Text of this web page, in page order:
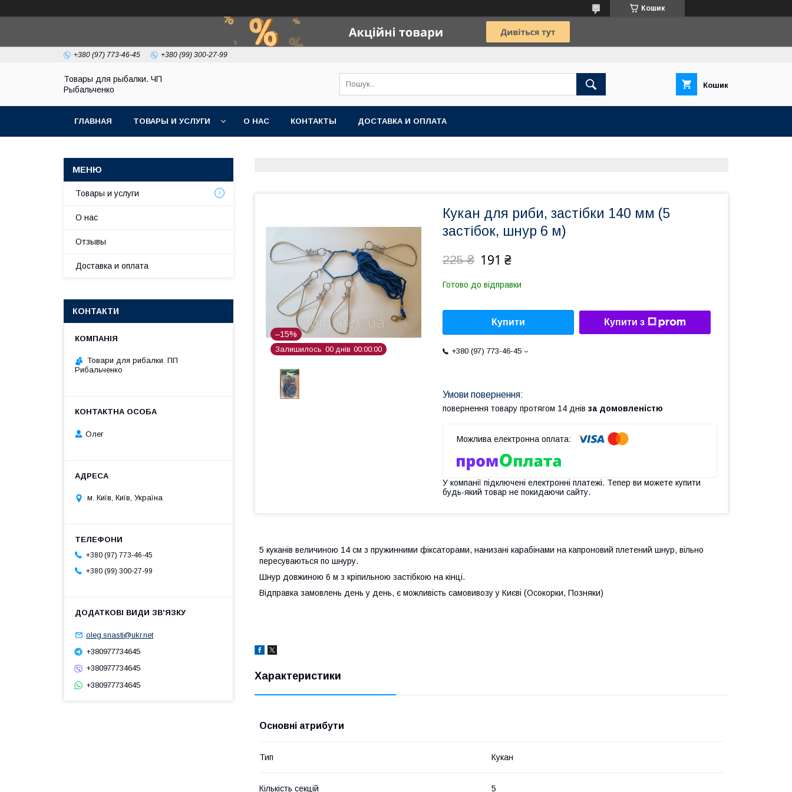
Кошик
+380 (97) 773-46-45 +380 (99) 300-27-99
Товары для рыбалки. ЧП
Рыбальченко
Кошик
ГЛАВНАЯ ТОВАРЫ И УСЛУГИ О НАС КОНТАКТЫ ДОСТАВКА И ОПЛАТА
–15%
Залишилось 00 днів 00 00 00
Кукан для риби, застібки 140 мм (5
застібок, шнур 6 м)
225 ₴ 191 ₴
Готово до відправки
Купити Купити з
+380 (97) 773-46-45
повернення товару протягом 14 днів за домовленістю
У компанії підключені електронні платежі. Тепер ви можете купити
будь-який товар не покидаючи сайту.
5 куканів величиною 14 см з пружинними фіксаторами, нанизані карабінами на капроновий плетений шнур, вільно
пересуваються по шнуру.
Шнур довжиною 6 м з кріпильною застібкою на кінці.
Відправка замовлень день у день, є можливість самовивозу у Києві (Осокорки, Позняки)
Характеристики
Основні атрибути
Тип Кукан
Кількість секцій 5
Товары и услуги
О нас
Отзывы
Доставка и оплата
КОНТАКТИ
Товари для рибалки. ПП
Рибальченко
Олег
м. Київ, Київ, Україна
+380 (97) 773-46-45
+380 (99) 300-27-99
oleg.snasti@ukr.net
+380977734645
+380977734645
+380977734645